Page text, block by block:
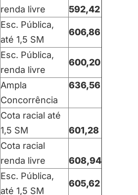
renda livre
592,42
Esc. Pública,
até 1,5 SM
606,86
Esc. Pública,
renda livre
600,20
Ampla
Concorrência
636,56
Cota racial até
1,5 SM
601,28
Cota racial
renda livre
608,94
Esc. Pública,
até 1,5 SM
605,62